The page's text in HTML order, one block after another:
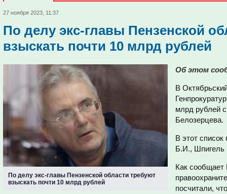
27 ноября 2023, 11:37
По делу экс-главы Пензенской
взыскать почти 10 млрд рублей
По делу экс-главы Пензенской области требуют
взыскать почти 10 млрд рублей
Об этом
В
млрд рублей
Белозерцева.
В этот
Б.И., Шпигель
Как сообщает
посчитали,